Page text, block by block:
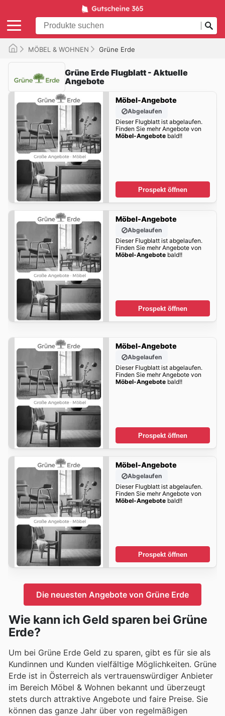
MÖBEL & WOHNEN Grüne Erde
Grüne Erde Flugblatt - Aktuelle
Angebote
Möbel-Angebote
Abgelaufen
Dieser Flugblatt ist abgelaufen.
Finden Sie mehr Angebote von
Möbel-Angebotebald!!
Prospekt öffnen
Möbel-Angebote
Abgelaufen
Dieser Flugblatt ist abgelaufen.
Finden Sie mehr Angebote von
Möbel-Angebotebald!!
Prospekt öffnen
Möbel-Angebote
Abgelaufen
Dieser Flugblatt ist abgelaufen.
Finden Sie mehr Angebote von
Möbel-Angebotebald!!
Prospekt öffnen
Möbel-Angebote
Abgelaufen
Dieser Flugblatt ist abgelaufen.
Finden Sie mehr Angebote von
Möbel-Angebotebald!!
Prospekt öffnen
Die neuesten Angebote von Grüne Erde
Wie kann ich Geld sparen bei Grüne
Erde?
Um bei Grüne Erde Geld zu sparen, gibt es für sie als
Kundinnen und Kunden vielfältige Möglichkeiten. Grüne
Erde ist in Österreich als vertrauenswürdiger Anbieter
im Bereich Möbel & Wohnen bekannt und überzeugt
stets durch attraktive Angebote und faire Preise. Sie
können das ganze Jahr über von regelmäßigen